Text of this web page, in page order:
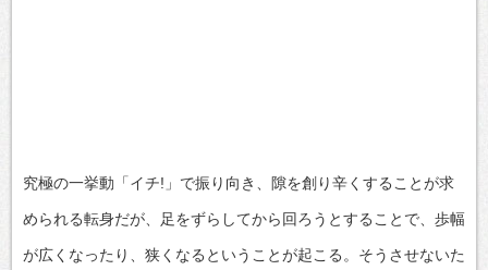
究極の一挙動「イチ!」で振り向き、隙を創り辛くすることが求
められる転身だが、足をずらしてから回ろうとすることで、歩幅
が広くなったり、狭くなるということが起こる。そうさせないた